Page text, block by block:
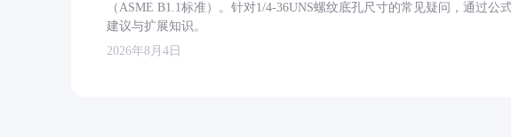
（ASME B1.1标准）。针对1/4-36UNS螺纹底孔尺寸的常见疑问，通过
建议与扩展知识。
2026年8月4日